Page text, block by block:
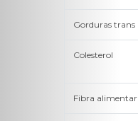
Gorduras trans
Colesterol
Fibra alimentar